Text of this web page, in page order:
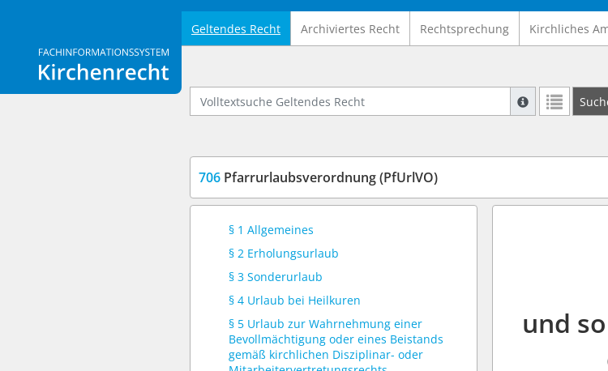
Logo Fachinformationssystem Kirchenrecht
Geltendes Recht Archiviertes Recht Rechtsprechung Kirchliches
Volltextsuche Geltendes Recht
Suche mit
706 Pfarrurlaubsverordnung (PfUrlVO)
§ 1 Allgemeines
§ 2 Erholungsurlaub
§ 3 Sonderurlaub
§ 4 Urlaub bei Heilkuren
§ 5 Urlaub zur Wahrnehmung einer
Bevollmächtigung oder eines Beistands
gemäß kirchlichen Disziplinar- oder
und